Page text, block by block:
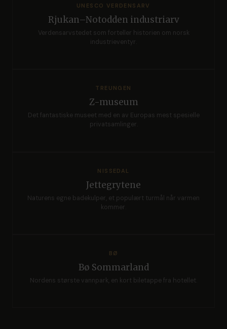
UNESCO VERDENSARV
Rjukan–Notodden industriarv
Verdensarvstedet som forteller historien om norsk
industrieventyr.
TREUNGEN
Z-museum
Det fantastiske museet med en av Europas mest spesielle
privatsamlinger.
NISSEDAL
Jettegrytene
Naturens egne badekulper, et populært turmål når varmen
kommer.
BØ
Bø Sommarland
Nordens største vannpark, en kort biletappe fra hotellet.